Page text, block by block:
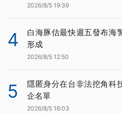
2026/8/5 19:39
4
白海豚估最快週五發布海
形成
2026/8/5 12:50
5
隱匿身分在台非法挖角科
企名單
2026/8/5 16:03